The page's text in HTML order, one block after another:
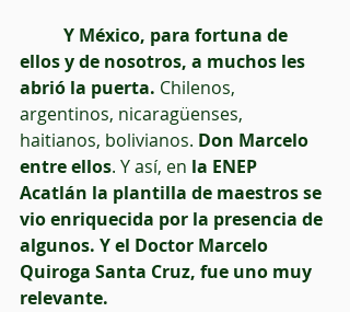
  Y México, para fortuna de
ellos y de nosotros, a muchos les
abrió la puerta. Chilenos,
argentinos, nicaragüenses,
haitianos, bolivianos. Don Marcelo
entre ellos. Y así, en la ENEP
Acatlán la plantilla de maestros se
vio enriquecida por la presencia de
algunos. Y el Doctor Marcelo
Quiroga Santa Cruz, fue uno muy
relevante.